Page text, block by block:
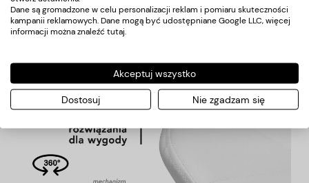
usług,zapewniając wysoki komfort użytkowania–
zarówno podczas wykonywania makijażu, stylizacji brwi,
mechanizm pełnego obrotu
poprawia efektywność i wygodę pracy.
Dane są gromadzone w celu personalizacji reklam i pomiaru skuteczności
kampanii reklamowych. Dane mogą być udostępniane Google LLC, więcej
informacji można znaleźć tutaj
Akceptuj wszystko
Dostosuj Nie zgadzam się